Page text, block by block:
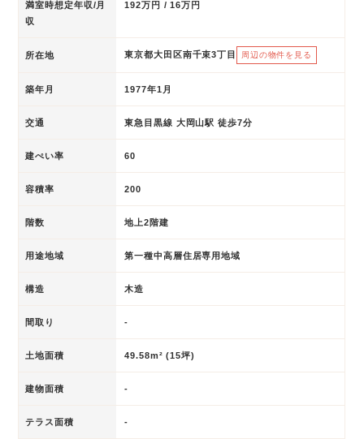
満室時想定年収/月
収
192万円 / 16万円
所在地 東京都大田区南千束3丁目 周辺の物件を見る
築年月 1977年1月
交通 東急目黒線 大岡山駅 徒歩7分
建ぺい率 60
容積率 200
階数 地上2階建
用途地域 第一種中高層住居専用地域
構造 木造
間取り -
土地面積 49.58m² (15坪)
建物面積 -
テラス面積 -